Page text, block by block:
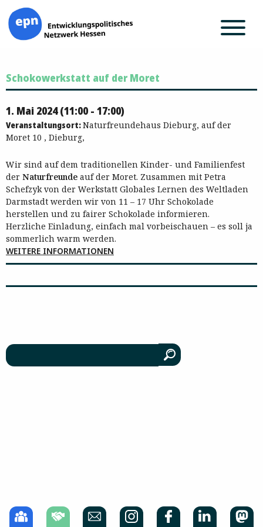
Inhalt
springen
Schokowerkstatt auf der Moret
1. Mai 2024 (11:00 - 17:00)
Veranstaltungsort:Naturfreundehaus Dieburg, auf der
Moret 10 , Dieburg,
Wir sind auf dem traditionellen Kinder- und Familienfest
der Naturfreunde auf der Moret. Zusammen mit Petra
Schefzyk von der Werkstatt Globales Lernen des Weltladen
Darmstadt werden wir von 11 – 17 Uhr Schokolade
herstellen und zu fairer Schokolade informieren.
Herzliche Einladung, einfach mal vorbeischauen – es soll ja
sommerlich warm werden.
WEITERE INFORMATIONEN